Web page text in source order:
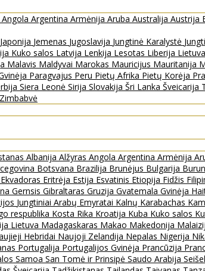
Angola Argentina Armėnija Aruba Australija Austrija
Japonija Jemenas Jugoslavija Jungtinė Karalystė
Kuko salos Latvija Lenkija Lesotas Liberija Lietuva
Malavis Maldyvai Marokas Mauricijus Mauritanija
Paragvajus Peru Pietų Afrika Pietų Korėja
Siera Leonė Sirija Slovakija Šri Lanka Šveicarija
Zimbabvė
Albanija Alžyras Angola Argentina Armėnija
Botsvana Brazilija Brunėjus Bulgarija
Ekvadoras Eritrėja Estija Esvatinis Etiopija Fidžis
Gernsis Gibraltaras Gruzija Gvatemala Gvinėja
Jungtiniai Arabų Emyratai Kalnų Karabachas
respublika Kosta Rika Kroatija Kuba Kuko salos
Lietuva Madagaskaras Makao Makedonija
Hebridai Naujoji Zelandija Nepalas Nigerija
Portugalija Portugalijos Gvinėja Prancūzija
Samoa San Tomė ir Prinsipė Saudo Arabija